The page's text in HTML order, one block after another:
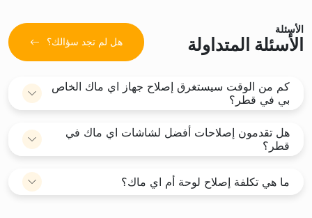
الأسئلة
الأسئلة المتداولة هل لم تجد سؤالك؟
كم من الوقت سيستغرق إصلاح جهاز اي ماك الخاص
بي في قطر؟
هل تقدمون إصلاحات أفضل لشاشات اي ماك في
قطر؟
ما هي تكلفة إصلاح لوحة أم اي ماك؟